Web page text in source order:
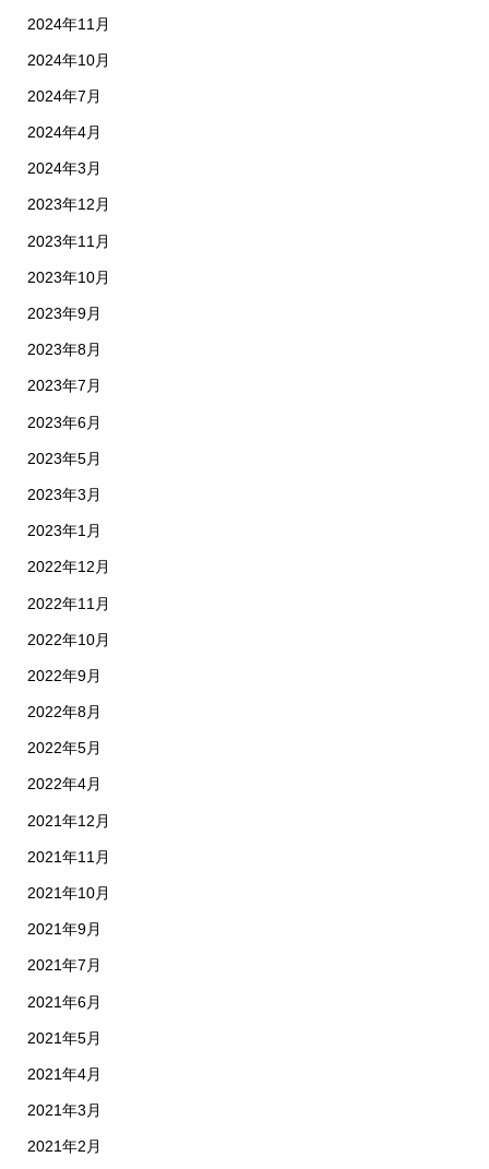
2024年11月
2024年10月
2024年7月
2024年4月
2024年3月
2023年12月
2023年11月
2023年10月
2023年9月
2023年8月
2023年7月
2023年6月
2023年5月
2023年3月
2023年1月
2022年12月
2022年11月
2022年10月
2022年9月
2022年8月
2022年5月
2022年4月
2021年12月
2021年11月
2021年10月
2021年9月
2021年7月
2021年6月
2021年5月
2021年4月
2021年3月
2021年2月